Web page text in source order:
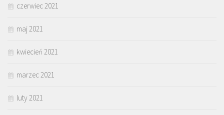
czerwiec 2021
maj 2021
kwiecień 2021
marzec 2021
luty 2021